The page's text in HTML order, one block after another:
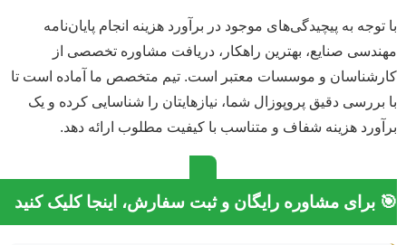
توجه به پیچیدگی‌های موجود در برآورد هزینه انجام پایان‌نامه
صنایع، بهترین راهکار، دریافت مشاوره تخصصی از
و موسسات معتبر است. تیم متخصص ما آماده است تا
بررسی دقیق پروپوزال شما، نیازهایتان را شناسایی کرده و یک
هزینه شفاف و متناسب با کیفیت مطلوب ارائه دهد.
برای مشاوره رایگان و ثبت سفارش، اینجا کلیک کنید